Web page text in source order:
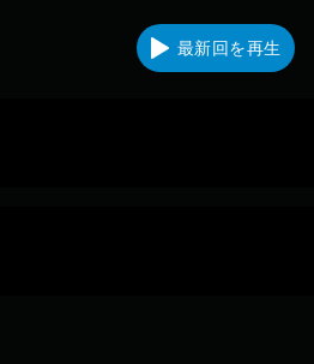
最新回を再生